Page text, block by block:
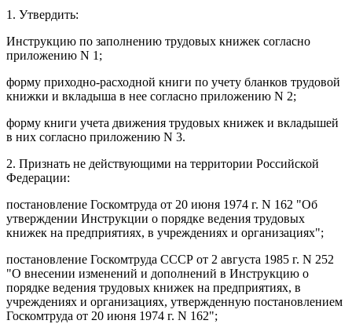
1. Утвердить:
Инструкцию по заполнению трудовых книжек согласно
приложению N 1;
форму приходно-расходной книги по учету бланков трудовой
книжки и вкладыша в нее согласно приложению N 2;
форму книги учета движения трудовых книжек и вкладышей
в них согласно приложению N 3.
2. Признать не действующими на территории Российской
Федерации:
постановление Госкомтруда от 20 июня 1974 г. N 162 "Об
утверждении Инструкции о порядке ведения трудовых
книжек на предприятиях, в учреждениях и организациях";
постановление Госкомтруда СССР от 2 августа 1985 г. N 252
"О внесении изменений и дополнений в Инструкцию о
порядке ведения трудовых книжек на предприятиях, в
учреждениях и организациях, утвержденную постановлением
Госкомтруда от 20 июня 1974 г. N 162";